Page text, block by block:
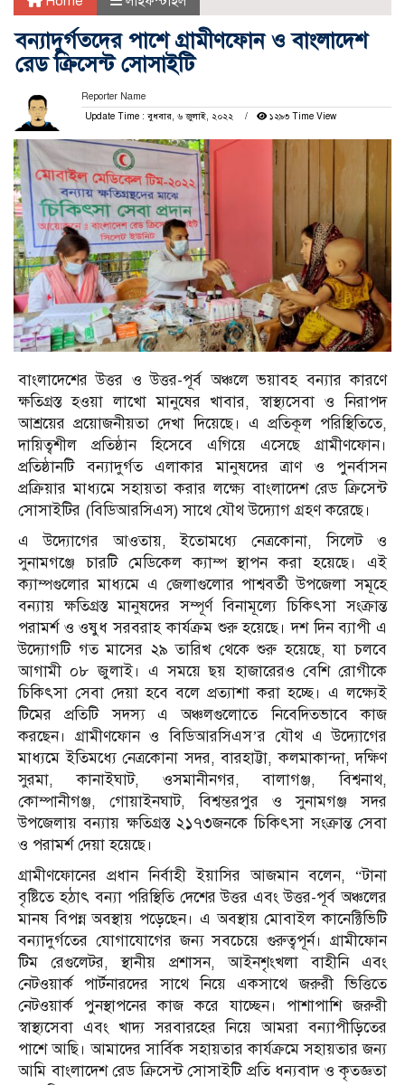
বন্যাদুর্গতদের পাশে গ্রামীণফোন ও বাংলাদেশ
রেড ক্রিসেন্ট সোসাইটি
Reporter Name
Update Time : বুধবার, ৬ জুলাই, ২০২২
১২৯৩ Time View
বাংলাদেশের উত্তর ও উত্তর-পূর্ব অঞ্চলে ভয়াবহ বন্যার কারণে
ক্ষতিগ্রস্ত হওয়া লাখো মানুষের খাবার, স্বাস্থ্যসেবা ও নিরাপদ
আশ্রয়ের প্রয়োজনীয়তা দেখা দিয়েছে। এ প্রতিকূল পরিস্থিতিতে,
দায়িত্বশীল প্রতিষ্ঠান হিসেবে এগিয়ে এসেছে গ্রামীণফোন।
প্রতিষ্ঠানটি বন্যাদুর্গত এলাকার মানুষদের ত্রাণ ও পুনর্বাসন
প্রক্রিয়ার মাধ্যমে সহায়তা করার লক্ষ্যে বাংলাদেশ রেড ক্রিসেন্ট
সোসাইটির (বিডিআরসিএস) সাথে যৌথ উদ্যোগ গ্রহণ করেছে।
এ উদ্যোগের আওতায়, ইতোমধ্যে নেত্রকোনা, সিলেট ও
সুনামগঞ্জে চারটি মেডিকেল ক্যাম্প স্থাপন করা হয়েছে। এই
ক্যাম্পগুলোর মাধ্যমে এ জেলাগুলোর পাশ্ববর্তী উপজেলা সমূহে
বন্যায় ক্ষতিগ্রস্ত মানুষদের সম্পূর্ণ বিনামূল্যে চিকিৎসা সংক্রান্ত
পরামর্শ ও ওষুধ সরবরাহ কার্যক্রম শুরু হয়েছে। দশ দিন ব্যাপী এ
উদ্যোগটি গত মাসের ২৯ তারিখ থেকে শুরু হয়েছে, যা চলবে
আগামী ০৮ জুলাই। এ সময়ে ছয় হাজারেরও বেশি রোগীকে
চিকিৎসা সেবা দেয়া হবে বলে প্রত্যাশা করা হচ্ছে। এ লক্ষ্যেই
টিমের প্রতিটি সদস্য এ অঞ্চলগুলোতে নিবেদিতভাবে কাজ
করছেন। গ্রামীণফোন ও বিডিআরসিএস’র যৌথ এ উদ্যোগের
মাধ্যমে ইতিমধ্যে নেত্রকোনা সদর, বারহাট্টা, কলমাকান্দা, দক্ষিণ
সুরমা, কানাইঘাট, ওসমানীনগর, বালাগঞ্জ, বিশ্বনাথ,
কোম্পানীগঞ্জ, গোয়াইনঘাট, বিশ্বম্ভরপুর ও সুনামগঞ্জ সদর
উপজেলায় বন্যায় ক্ষতিগ্রস্ত ২১৭৩জনকে চিকিৎসা সংক্রান্ত সেবা
ও পরামর্শ দেয়া হয়েছে।
গ্রামীণফোনের প্রধান নির্বাহী ইয়াসির আজমান বলেন, “টানা
বৃষ্টিতে হঠাৎ বন্যা পরিস্থিতি দেশের উত্তর এবং উত্তর-পূর্ব অঞ্চলের
মানষ বিপন্ন অবস্থায় পড়েছেন। এ অবস্থায় মোবাইল কানেক্টিভিটি
বন্যাদুর্গতের যোগাযোগের জন্য সবচেয়ে গুরুত্বপূর্ন। গ্রামীফোন
টিম রেগুলেটর, স্থানীয় প্রশাসন, আইনশৃংখলা বাহীনি এবং
নেটওয়ার্ক পার্টনারদের সাথে নিয়ে একসাথে জরুরী ভিত্তিতে
নেটওয়ার্ক পুনস্থাপনের কাজ করে যাচ্ছেন। পাশাপাশি জরুরী
স্বাস্থ্যসেবা এবং খাদ্য সরবারহের নিয়ে আমরা বন্যাপীড়িতের
পাশে আছি। আমাদের সার্বিক সহায়তার কার্যক্রমে সহায়তার জন্য
আমি বাংলাদেশ রেড ক্রিসেন্ট সোসাইটি প্রতি ধন্যবাদ ও কৃতজ্ঞতা